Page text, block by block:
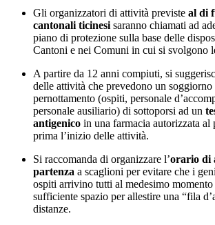
Gli organizzatori di attività previste al di
cantonali ticinesi saranno chiamati ad
piano di protezione sulla base delle
Cantoni e nei Comuni in cui si svolgono
A partire da 12 anni compiuti, si
delle attività che prevedono un soggiorno
pernottamento (ospiti, personale
personale ausiliario) di sottoporsi ad un
antigenico in una farmacia autorizzata al
prima l’inizio delle attività.
Si raccomanda di organizzare l’orario di
partenza a scaglioni per evitare che i
ospiti arrivino tutti al medesimo momento
sufficiente spazio per allestire una “fila
distanze.